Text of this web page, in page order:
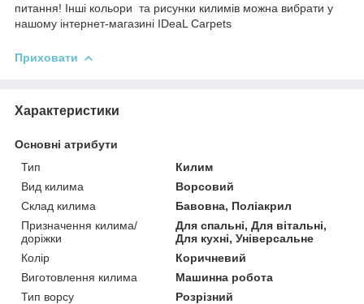
питання! Інші кольори та рисунки килимів можна вибрати у
нашому інтернет-магазині IDeaL Carpets
Приховати
Характеристики
Основні атрибути
Тип
Килим
Вид килима
Ворсовий
Склад килима
Бавовна, Поліакрил
Призначення килима/
доріжки
Для спальні, Для вітальні,
Для кухні, Універсальне
Колір
Коричневий
Виготовлення килима
Машинна робота
Тип ворсу
Розрізний